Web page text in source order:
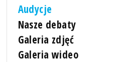
Audycje
Nasze debaty
Galeria zdjęć
Galeria wideo